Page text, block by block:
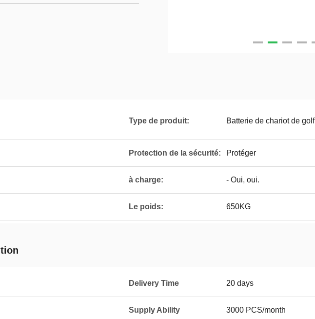
Type de produit: Batterie de chariot de golf
Protection de la sécurité: Protéger
à charge: - Oui, oui.
Le poids: 650KG
Delivery Time 20 days
Supply Ability 3000 PCS/month